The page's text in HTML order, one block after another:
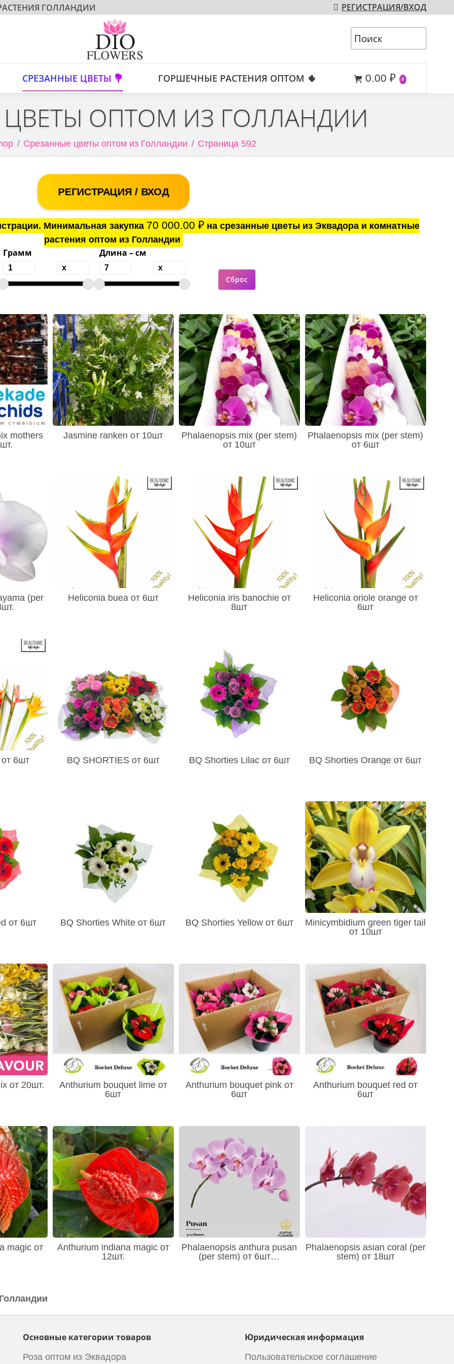
ГОЛЛАНДИИ
РЕГИСТРАЦИЯ/ВХОД
СРЕЗАННЫЕ ЦВЕТЫ 💐 ГОРШЕЧНЫЕ РАСТЕНИЯ ОПТОМ 🌵 0.00 ₽ 0
ЦВЕТЫ ОПТОМ ИЗ ГОЛЛАНДИИ
Срезанные цветы оптом из Голландии Страница 592
РЕГИСТРАЦИЯ / ВХОД
Минимальная закупка 70 000.00₽ на срезанные цветы из Эквадора и комнатные
растения оптом из Голландии
Грамм Длина – см
mothers
Jasmine ranken от 10шт
Phalaenopsis mix (per stem)
от 10шт
Phalaenopsis mix (per stem)
от 6шт
(per
Heliconia buea от 6шт
Heliconia iris banochie от
8шт
Heliconia oriole orange от
6шт
6шт BQ SHORTIES от 6шт BQ Shorties Lilac от 6шт BQ Shorties Orange от 6шт
от 6шт BQ Shorties White от 6шт BQ Shorties Yellow от 6шт
Minicymbidium green tiger tail
от 10шт
от 20шт.
Anthurium bouquet lime от
6шт
Anthurium bouquet pink от
6шт
Anthurium bouquet red от
6шт
magic от
Anthurium indiana magic от
12шт.
Phalaenopsis anthura pusan
(per stem) от 6шт…
Phalaenopsis asian coral (per
stem) от 18шт
Основные категории товаров
Роза оптом из Эквадора
Юридическая информация
Пользовательское соглашение